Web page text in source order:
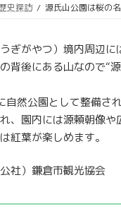
史探訪 源氏山公園は桜の
ぎがやつ）境内周辺に
背後にある山なので“
然公園として整備され
、園内には源頼朝像や
紅葉が楽しめます。
社）鎌倉市観光協会